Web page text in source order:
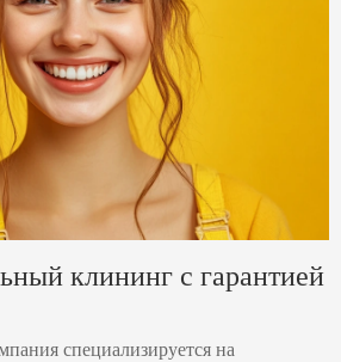
клининг с гарантией
специализируется на